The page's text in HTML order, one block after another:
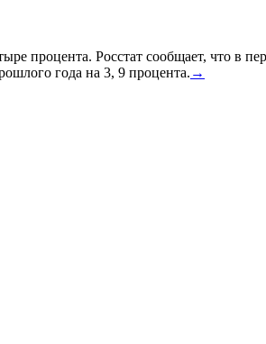
процента. Росстат сообщает, что в
года на 3, 9 процента. →